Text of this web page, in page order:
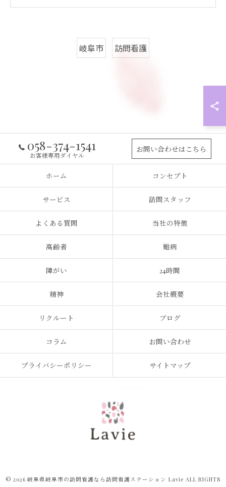
岐阜市 訪問看護
058-374-1541
お客様専用ダイヤル
お問い合わせはこちら
ホーム コンセプト
サービス 訪問スタッフ
よくある質問 当社の特徴
高齢者 難病
障がい 24時間
精神 会社概要
リクルート ブログ
コラム お問い合わせ
プライバシーポリシー サイトマップ
© 2026 岐阜県岐阜市の訪問看護なら訪問看護ステーション Lavie ALL RIGHTS